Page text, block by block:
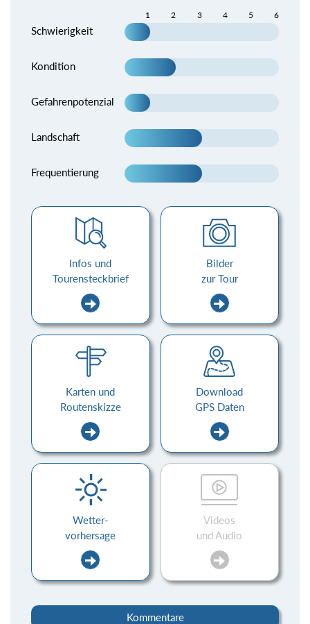
1 2 3 4 5 6
Schwierigkeit
Kondition
Gefahrenpotenzial
Landschaft
Frequentierung
Infos und
Tourensteckbrief
Bilder
zur Tour
Karten und
Routenskizze
Download
GPS Daten
Wetter-
vorhersage
Videos
und Audio
Kommentare